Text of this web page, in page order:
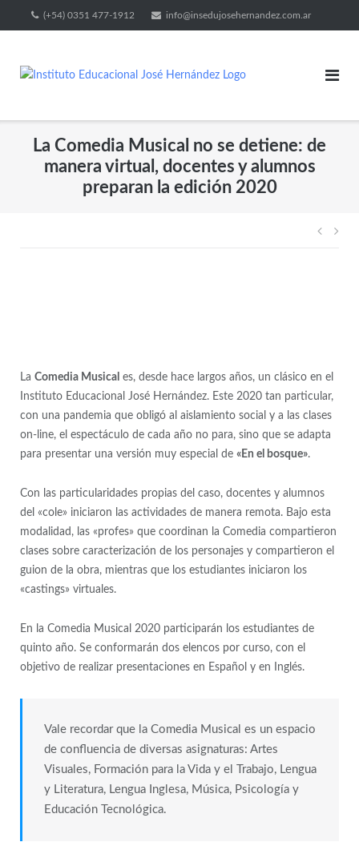
(+54) 0351 477-1912 info@insedujosehernandez.com.ar
La Comedia Musical no se detiene: de
manera virtual, docentes y alumnos
preparan la edición 2020
La Comedia Musical es, desde hace largos años, un clásico en el
Instituto Educacional José Hernández. Este 2020 tan particular,
con una pandemia que obligó al aislamiento social y a las clases
on-line, el espectáculo de cada año no para, sino que se adapta
para presentar una versión muy especial de «En el bosque».
Con las particularidades propias del caso, docentes y alumnos
del «cole» iniciaron las actividades de manera remota. Bajo esta
modalidad, las «profes» que coordinan la Comedia compartieron
clases sobre caracterización de los personajes y compartieron el
guion de la obra, mientras que los estudiantes iniciaron los
«castings» virtuales.
En la Comedia Musical 2020 participarán los estudiantes de
quinto año. Se conformarán dos elencos por curso, con el
objetivo de realizar presentaciones en Español y en Inglés.
Vale recordar que la Comedia Musical es un espacio
de confluencia de diversas asignaturas: Artes
Visuales, Formación para la Vida y el Trabajo, Lengua
y Literatura, Lengua Inglesa, Música, Psicología y
Educación Tecnológica.